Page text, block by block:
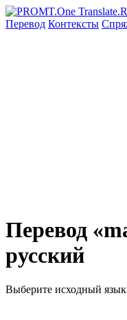
Перевод Контексты
Перевод
русский
Выберите исходный язык